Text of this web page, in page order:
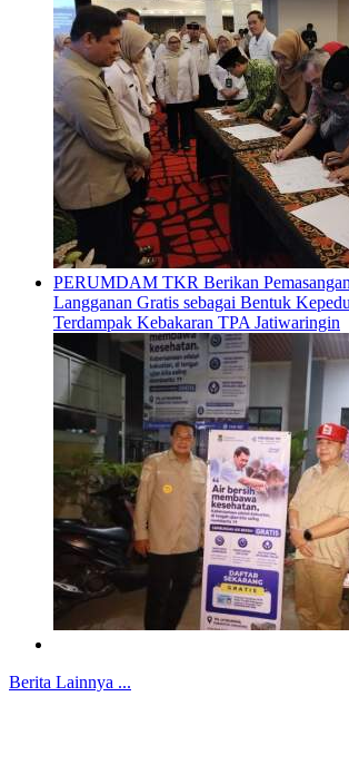
PERUMDAM TKR Berikan
Langganan Gratis sebagai Bentuk
Terdampak Kebakaran TPA Jatiwaringin
Berita Lainnya ...